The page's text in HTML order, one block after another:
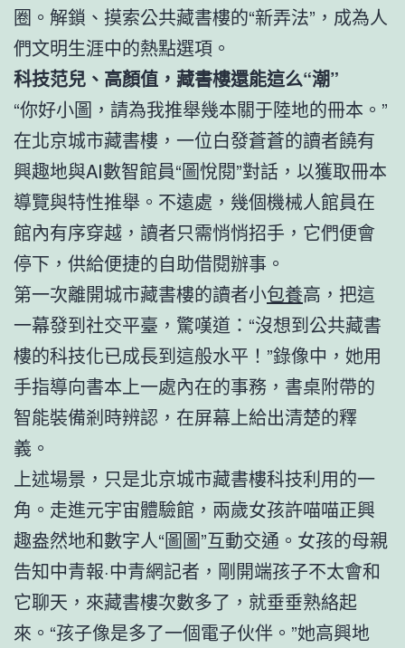
圈。解鎖、摸索公共藏書樓的“新弄法”，成為人
們文明生涯中的熱點選項。
科技范兒、高顏值，藏書樓還能這么“潮”
“你好小圖，請為我推舉幾本關于陸地的冊本。”
在北京城市藏書樓，一位白發蒼蒼的讀者饒有
興趣地與AI數智館員“圖悅閱”對話，以獲取冊本
導覽與特性推舉。不遠處，幾個機械人館員在
館內有序穿越，讀者只需悄悄招手，它們便會
停下，供給便捷的自助借閱辦事。
第一次離開城市藏書樓的讀者小包養高，把這
一幕發到社交平臺，驚嘆道：“沒想到公共藏書
樓的科技化已成長到這般水平！”錄像中，她用
手指導向書本上一處內在的事務，書桌附帶的
智能裝備剎時辨認，在屏幕上給出清楚的釋
義。
上述場景，只是北京城市藏書樓科技利用的一
角。走進元宇宙體驗館，兩歲女孩許喵喵正興
趣盎然地和數字人“圖圖”互動交通。女孩的母親
告知中青報·中青網記者，剛開端孩子不太會和
它聊天，來藏書樓次數多了，就垂垂熟絡起
來。“孩子像是多了一個電子伙伴。”她高興地